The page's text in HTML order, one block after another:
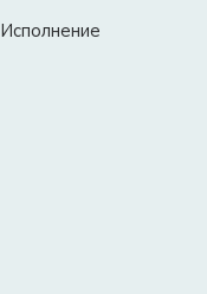
микроклиматом
Исполнение